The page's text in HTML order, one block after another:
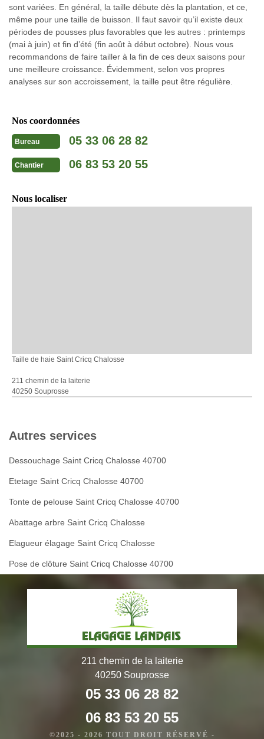
sont variées. En général, la taille débute dès la plantation, et ce,
même pour une taille de buisson. Il faut savoir qu’il existe deux
périodes de pousses plus favorables que les autres : printemps
(mai à juin) et fin d’été (fin août à début octobre). Nous vous
recommandons de faire tailler à la fin de ces deux saisons pour
une meilleure croissance. Évidemment, selon vos propres
analyses sur son accroissement, la taille peut être régulière.
Nos coordonnées
Bureau 05 33 06 28 82
Chantier 06 83 53 20 55
Nous localiser
Taille de haie Saint Cricq Chalosse
211 chemin de la laiterie
40250 Souprosse
Autres services
Dessouchage Saint Cricq Chalosse 40700
Etetage Saint Cricq Chalosse 40700
Tonte de pelouse Saint Cricq Chalosse 40700
Abattage arbre Saint Cricq Chalosse
Elagueur élagage Saint Cricq Chalosse
Pose de clôture Saint Cricq Chalosse 40700
211 chemin de la laiterie
40250 Souprosse
05 33 06 28 82
06 83 53 20 55
©2025 - 2026 TOUT DROIT RÉSERVÉ -